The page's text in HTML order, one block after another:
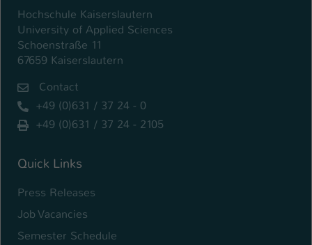
Hochschule Kaiserslautern
University of Applied Sciences
Schoenstraße 11
67659 Kaiserslautern
Contact
+49 (0)631 / 37 24 - 0
+49 (0)631 / 37 24 - 2105
Quick Links
Press Releases
Job Vacancies
Semester Schedule